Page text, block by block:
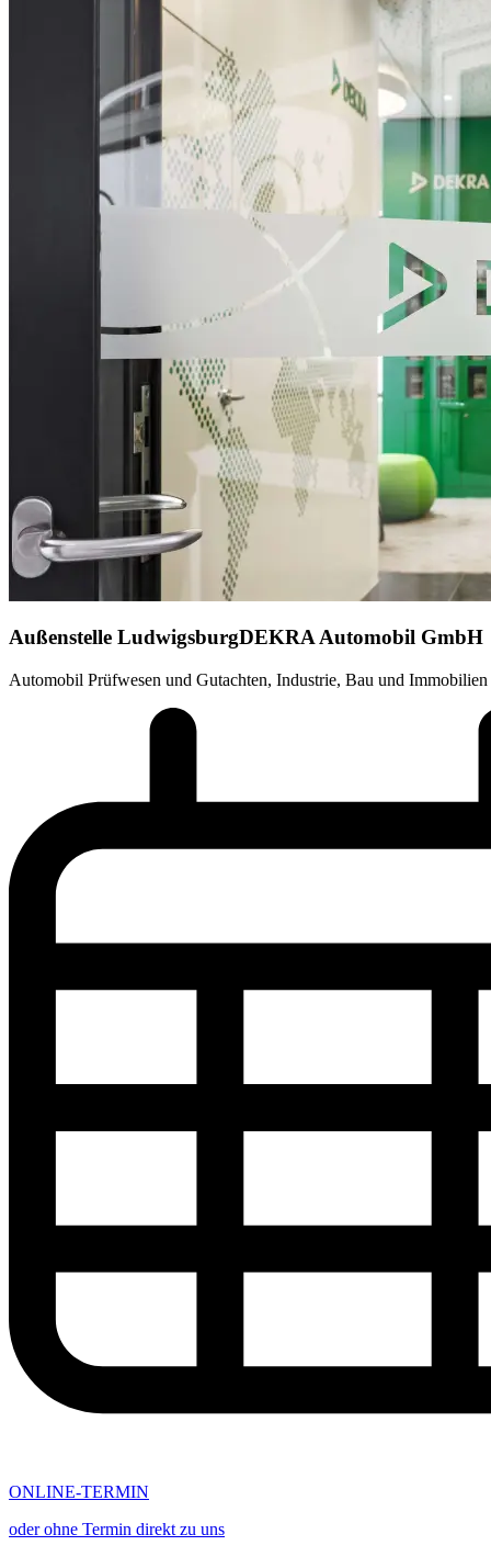
Außenstelle LudwigsburgDEKRA Automobil GmbH
Automobil Prüfwesen und Gutachten, Industrie, Bau und Immobilien
ONLINE-TERMIN
oder ohne Termin direkt zu uns